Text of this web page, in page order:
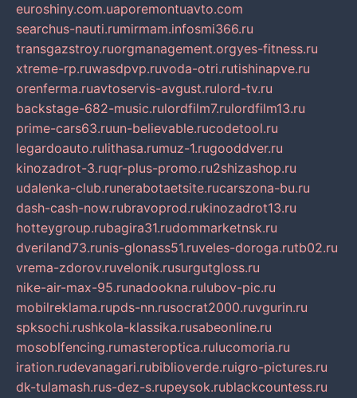
euroshiny.com.uaporemontuavto.com
searchus-nauti.rumirmam.infosmi366.ru
transgazstroy.ruorgmanagement.orgyes-fitness.ru
xtreme-rp.ruwasdpvp.ruvoda-otri.rutishinapve.ru
orenferma.ruavtoservis-avgust.rulord-tv.ru
backstage-682-music.rulordfilm7.rulordfilm13.ru
prime-cars63.ruun-believable.rucodetool.ru
legardoauto.rulithasa.rumuz-1.rugooddver.ru
kinozadrot-3.ruqr-plus-promo.ru2shizashop.ru
udalenka-club.runerabotaetsite.rucarszona-bu.ru
dash-cash-now.rubravoprod.rukinozadrot13.ru
hotteygroup.rubagira31.rudommarketnsk.ru
dveriland73.runis-glonass51.ruveles-doroga.rutb02.ru
vrema-zdorov.ruvelonik.rusurgutgloss.ru
nike-air-max-95.runadookna.rulubov-pic.ru
mobilreklama.rupds-nn.rusocrat2000.ruvgurin.ru
spksochi.rushkola-klassika.rusabeonline.ru
mosoblfencing.rumasteroptica.rulucomoria.ru
iration.rudevanagari.rubiblioverde.ruigro-pictures.ru
dk-tulamash.rus-dez-s.rupeysok.rublackcountess.ru